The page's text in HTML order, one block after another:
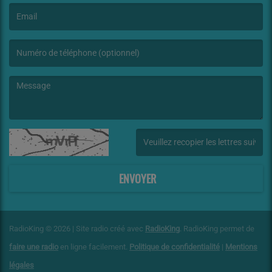
ENVOYER
RadioKing © 2026 | Site radio créé avec RadioKing . RadioKing permet de
faire une radio en ligne facilement. Politique de confidentialité | Mentions
légales